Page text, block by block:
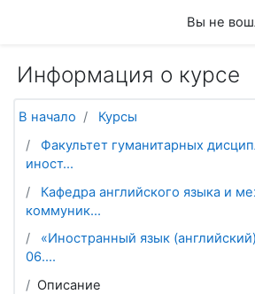
Вы не
Информация о курсе
В начало
Курсы
Факультет гуманитарных
иност...
Кафедра английского языка и
коммуник...
«Иностранный язык
06....
Описание